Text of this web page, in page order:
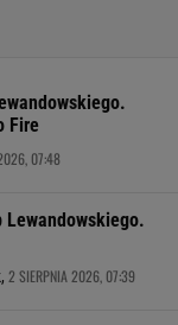
Fire
07:48
Lewandowskiego.
2 SIERPNIA 2026, 07:39